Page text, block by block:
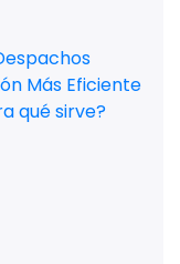
Más Eficiente
qué sirve?